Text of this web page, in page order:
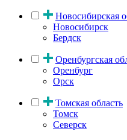
Новосибирская
Новосибирск
Бердск
Оренбургская
Оренбург
Орск
Томская область
Томск
Северск